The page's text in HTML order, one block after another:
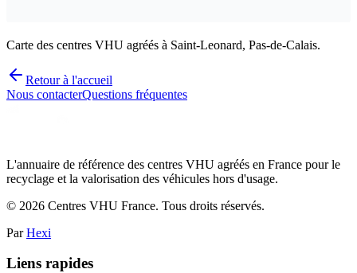
Carte des centres VHU agréés à Saint-Leonard, Pas-de-Calais.
Retour à l'accueil
Nous contacterQuestions fréquentes
L'annuaire de référence des centres VHU agréés en France pour le
recyclage et la valorisation des véhicules hors d'usage.
© 2026 Centres VHU France. Tous droits réservés.
Par Hexi
Liens rapides